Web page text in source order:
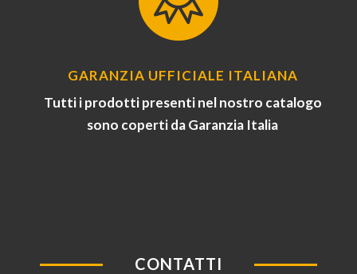
GARANZIA UFFICIALE ITALIANA
Tutti i prodotti presenti nel nostro catalogo
sono coperti da Garanzia Italia
CONTATTI